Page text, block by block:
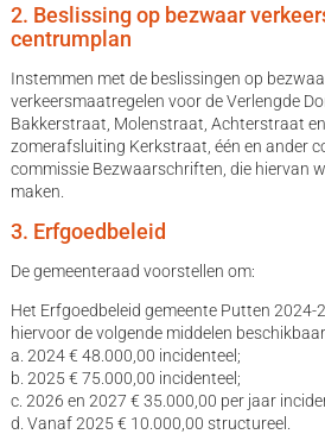
2. Beslissing op bezwaar
centrumplan
Instemmen met de beslissingen op
verkeersmaatregelen voor de Verlengde
Bakkerstraat, Molenstraat, Achterstraat
zomerafsluiting Kerkstraat, één en ander
commissie Bezwaarschriften, die hiervan
maken.
3. Erfgoedbeleid
De gemeenteraad voorstellen om:
Het Erfgoedbeleid gemeente Putten 2024-
hiervoor de volgende middelen
a. 2024 € 48.000,00 incidenteel;
b. 2025 € 75.000,00 incidenteel;
c. 2026 en 2027 € 35.000,00 per jaar
d. Vanaf 2025 € 10.000,00 structureel.